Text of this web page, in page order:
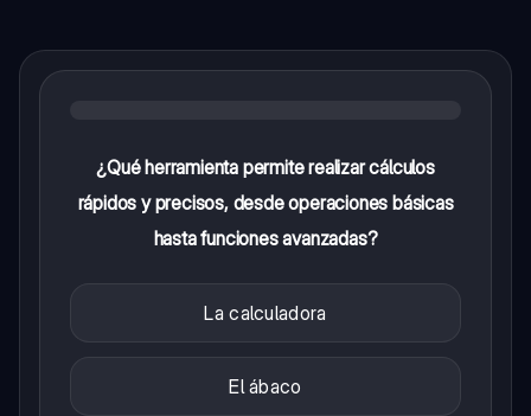
¿Qué herramienta permite realizar cálculos
rápidos y precisos, desde operaciones básicas
hasta funciones avanzadas?
La calculadora
El ábaco